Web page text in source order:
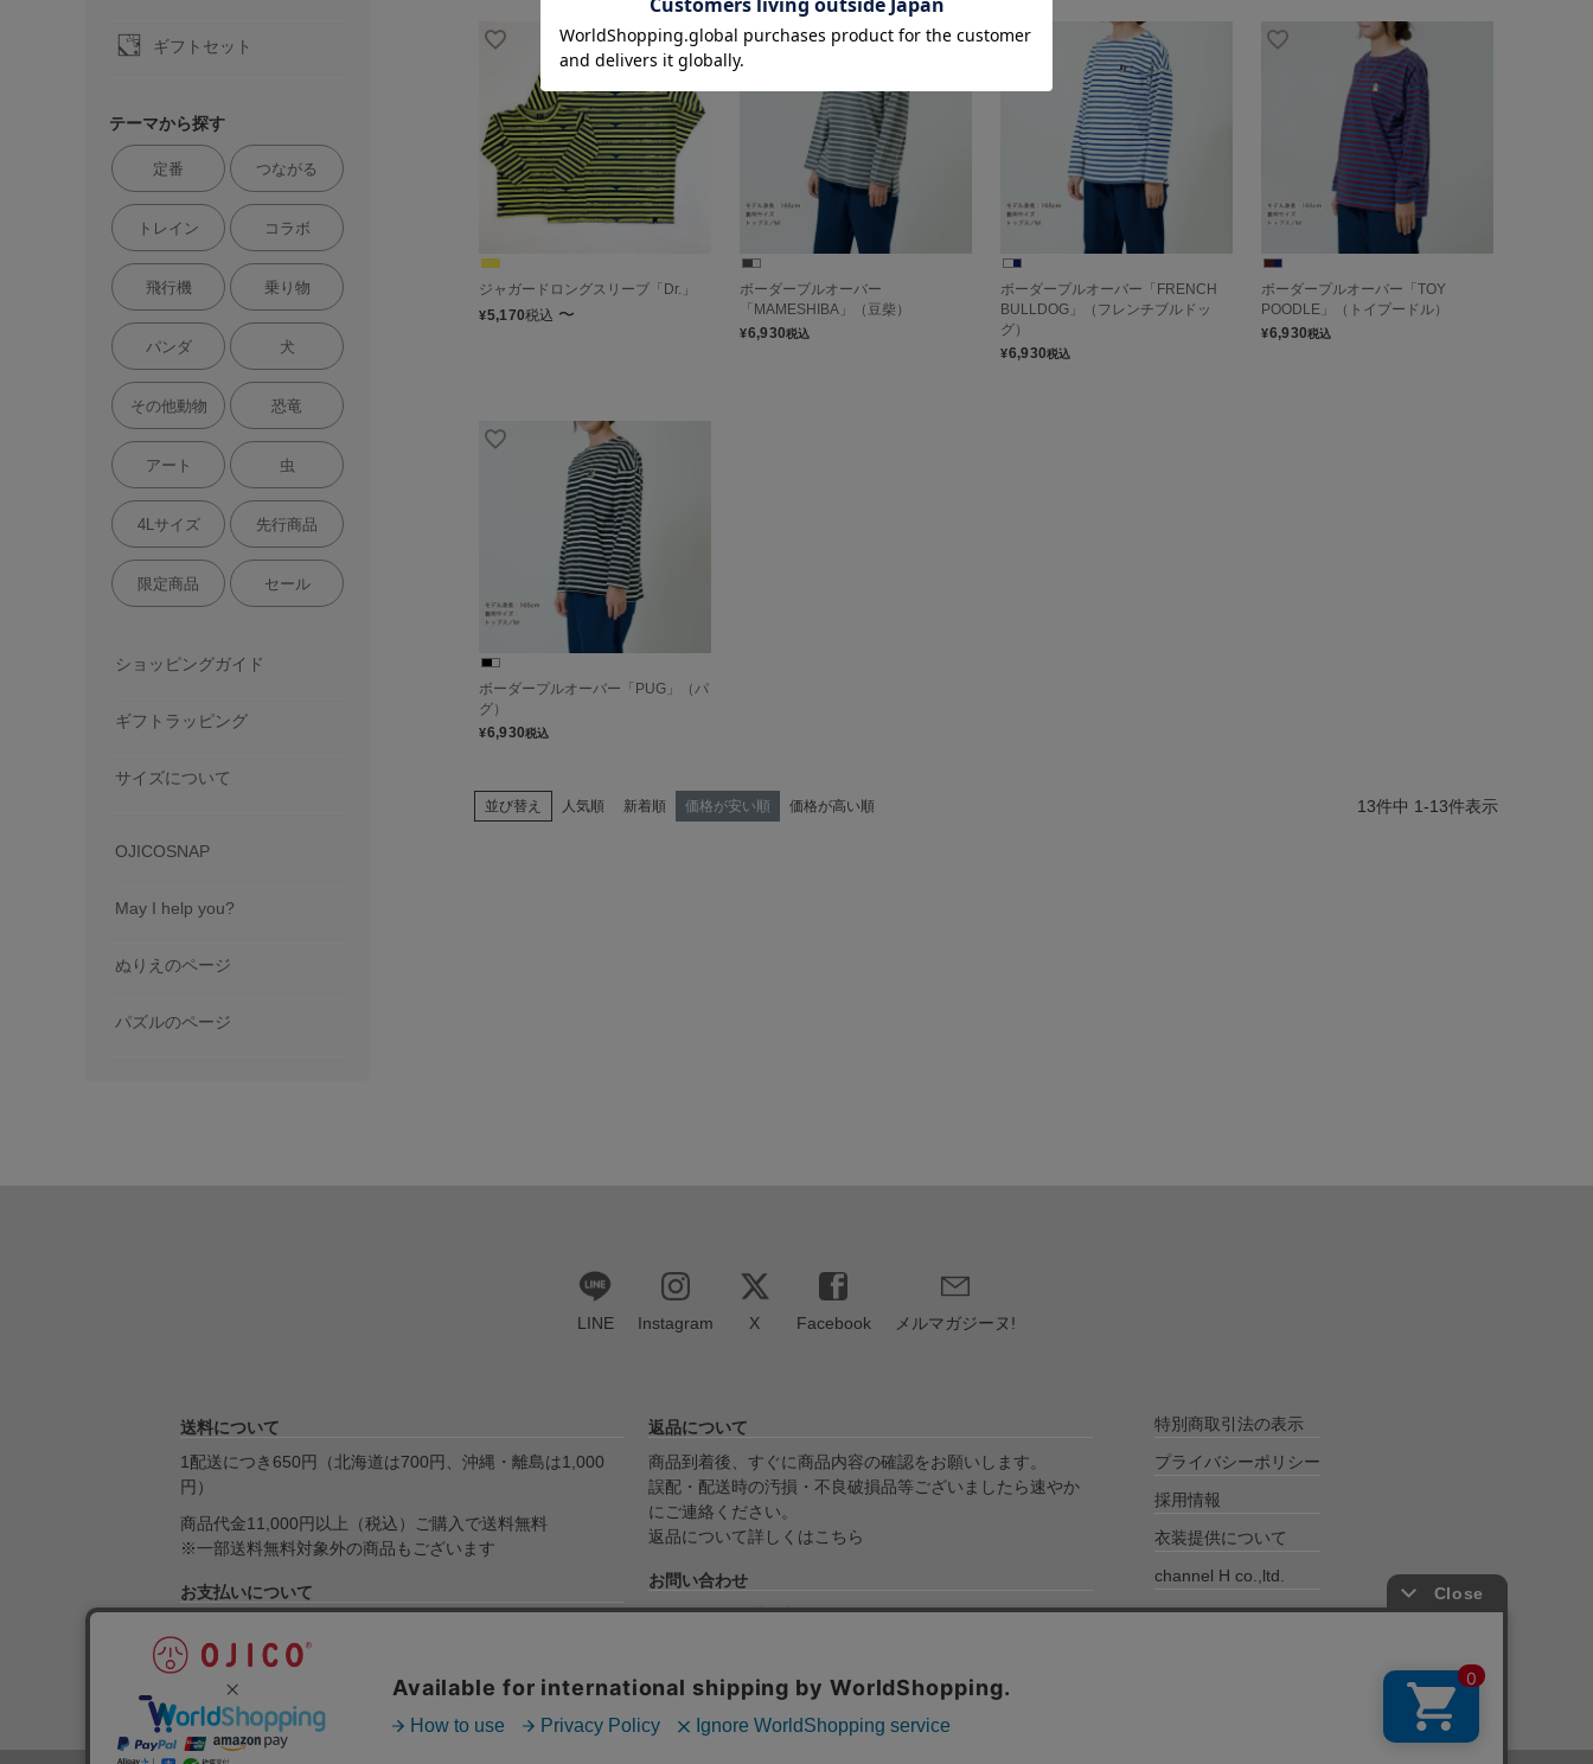
ギフトセット
テーマから探す
定番 つながる
トレイン コラボ
飛行機 乗り物
パンダ 犬
その他動物 恐竜
アート 虫
4Lサイズ 先行商品
限定商品 セール
ショッピングガイド
ギフトラッピング
サイズについて
OJICOSNAP
May I help you?
ぬりえのページ
パズルのページ
ジャガードロングスリーブ「Dr.」
¥5,170税込 〜
ボーダープルオーバー
「MAMESHIBA」（豆柴）
¥6,930税込
ボーダープルオーバー「FRENCH
BULLDOG」（フレンチブルドッ
グ）
¥6,930税込
ボーダープルオーバー「TOY
POODLE」（トイプードル）
¥6,930税込
ボーダープルオーバー「PUG」（パ
グ）
¥6,930税込
並び替え 人気順 新着順 価格が安い順 価格が高い順 13件中 1-13件表示
LINE Instagram X Facebook メルマガジーヌ!
送料について
1配送につき650円（北海道は700円、沖縄・離島は1,000
円）
商品代金11,000円以上（税込）ご購入で送料無料
※一部送料無料対象外の商品もございます
お支払いについて
引換・銀行振込・ゆうちょ銀行がご利用になれます。
送料とお支払いについて詳しくはこちら
返品について
商品到着後、すぐに商品内容の確認をお願いします。
誤配・配送時の汚損・不良破損品等ございましたら速やか
にご連絡ください。
返品について詳しくはこちら
お問い合わせ
メールでのお問い合わせ
お電話でのお問い合わせ
076-246-5050（平日11:00-17:00）
特別商取引法の表示
プライバシーポリシー
採用情報
衣装提供について
channel H co.,ltd.